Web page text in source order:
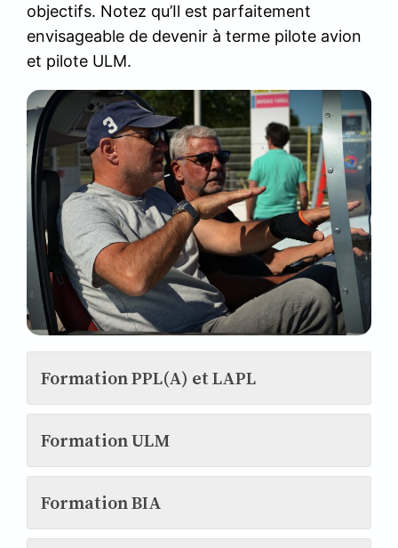
objectifs. Notez qu’Il est parfaitement
envisageable de devenir à terme pilote avion
et pilote ULM.
Formation PPL(A) et LAPL
Formation ULM
Formation BIA